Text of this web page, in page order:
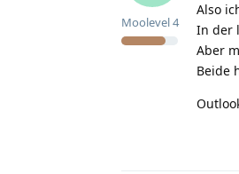
Moolevel4
Also
In der
Aber
Beide